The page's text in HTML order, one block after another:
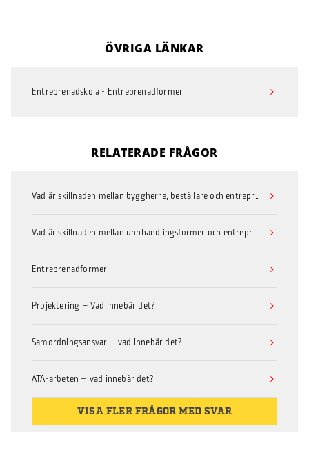
ÖVRIGA LÄNKAR
Entreprenadskola - Entreprenadformer
RELATERADE FRÅGOR
Vad är skillnaden mellan byggherre, beställare och entreprenör?
Vad är skillnaden mellan upphandlingsformer och entreprenadformer?
Entreprenadformer
Projektering – Vad innebär det?
Samordningsansvar – vad innebär det?
ÄTA-arbeten – vad innebär det?
VISA FLER FRÅGOR MED SVAR